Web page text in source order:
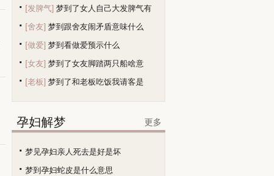
[发脾气] 梦到了女人自己大发脾气有
[舍友] 梦到跟舍友闹矛盾意味什么
[做爱] 梦到看做爱预示什么
[女友] 梦到了女友脚踏两只船啥意
[老板] 梦到了和老板吃饭我请客是
孕妇解梦 更多
梦见孕妇亲人死去是好是坏
梦到孕妇蛇皮是什么意思